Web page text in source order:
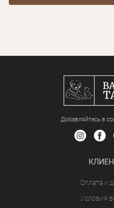
Добавляйтесь в
Оплата и
Условия